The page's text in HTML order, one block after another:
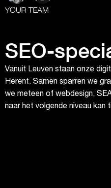
YOUR TEAM
SEO-
Vanuit Leuven staan onze
Herent. Samen sparren we
we meteen of webdesign,
naar het volgende niveau kan